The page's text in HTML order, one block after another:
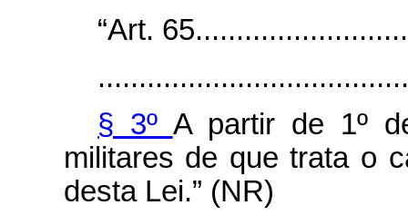
“Art.
§ 3º A partir de 1º
militares de que trata o
desta Lei.” (NR)